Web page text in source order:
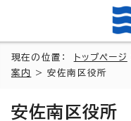
現在の位置： トップページ
案内
> 安佐南区役所
安佐南区役所